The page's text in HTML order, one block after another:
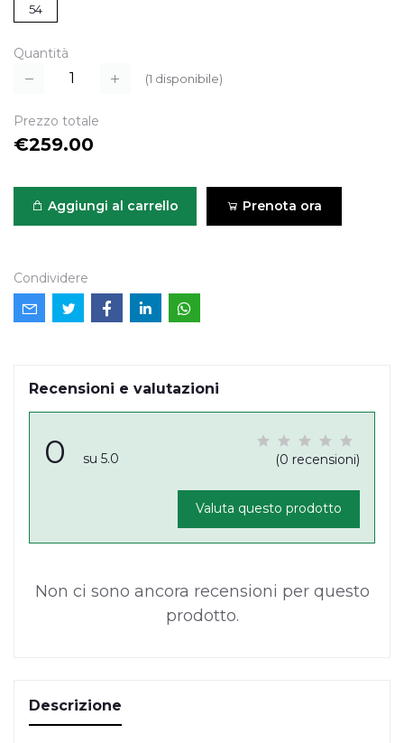
54
Quantità
(1 disponibile)
Prezzo totale
€259.00
Aggiungi al carrello Prenota ora
Condividere
Recensioni e valutazioni
0 su 5.0 (0 recensioni)
Valuta questo prodotto
Non ci sono ancora recensioni per questo
prodotto.
Descrizione